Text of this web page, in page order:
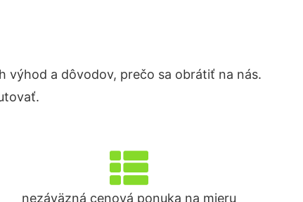
výhod a dôvodov, prečo sa obrátiť na nás.
nezáväzná cenová ponuka na mieru